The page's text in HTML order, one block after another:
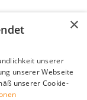
×
unserer
unserer Webseite
unserer Cookie-